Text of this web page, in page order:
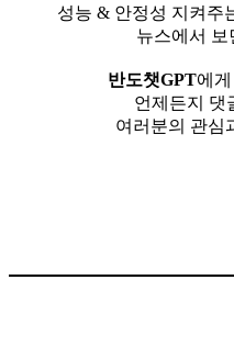
성능 & 안정성 지켜주
뉴스에서 보
반도챗GPT에게
언제든지 댓
여러분의 관심